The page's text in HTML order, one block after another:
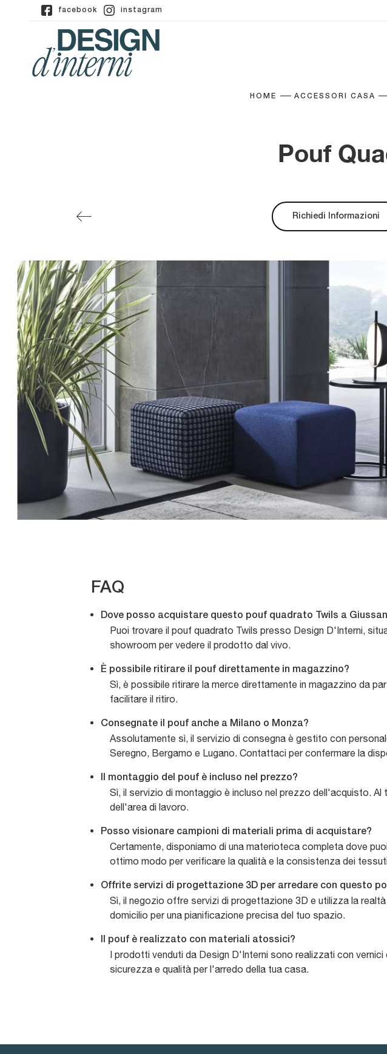
facebook instagram
HOME ACCESSORI CASA
Pouf
Richiedi Informazioni
FAQ
Dove posso acquistare questo pouf quadrato Twils a
Puoi trovare il pouf quadrato Twils presso Design D'Interni,
showroom per vedere il prodotto dal vivo.
È possibile ritirare il pouf direttamente in magazzino?
Sì, è possibile ritirare la merce direttamente in magazzino da
facilitare il ritiro.
Consegnate il pouf anche a Milano o Monza?
Assolutamente sì, il servizio di consegna è gestito con
Seregno, Bergamo e Lugano. Contattaci per confermare la
Il montaggio del pouf è incluso nel prezzo?
Sì, il servizio di montaggio è incluso nel prezzo dell'acquisto.
dell'area di lavoro.
Posso visionare campioni di materiali prima di acquistare?
Certamente, disponiamo di una materioteca completa dove
ottimo modo per verificare la qualità e la consistenza dei
Offrite servizi di progettazione 3D per arredare con questo
Sì, il negozio offre servizi di progettazione 3D e utilizza la
domicilio per una pianificazione precisa del tuo spazio.
Il pouf è realizzato con materiali atossici?
I prodotti venduti da Design D'Interni sono realizzati con
sicurezza e qualità per l'arredo della tua casa.